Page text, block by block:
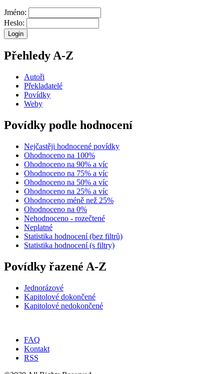
Jméno:
Heslo:
Přehledy A-Z
Autoři
Překladatelé
Povídky
Weby
Povídky podle hodnocení
Nejčastěji hodnocené povídky
Ohodnoceno na 100%
Ohodnoceno na 90% a víc
Ohodnoceno na 75% a víc
Ohodnoceno na 50% a víc
Ohodnoceno na 25% a víc
Ohodnoceno méně než 25%
Ohodnoceno na 0%
Nehodnoceno - rozečtené
Neplatné
Statistika hodnocení (bez filtrů)
Statistika hodnocení (s filtry)
Povídky řazené A-Z
Jednorázové
Kapitolové dokončené
Kapitolové nedokončené
FAQ
Kontakt
RSS